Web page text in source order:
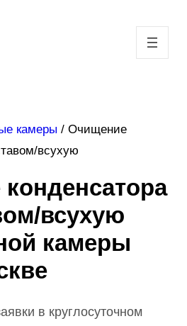
камеры / Очищение
всухую
всухую
камеры
в круглосуточном